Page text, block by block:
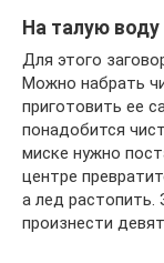
На талую воду
Для этого
Можно набрать
приготовить ее
понадобится
миске нужно
центре
а лед растопить.
произнести